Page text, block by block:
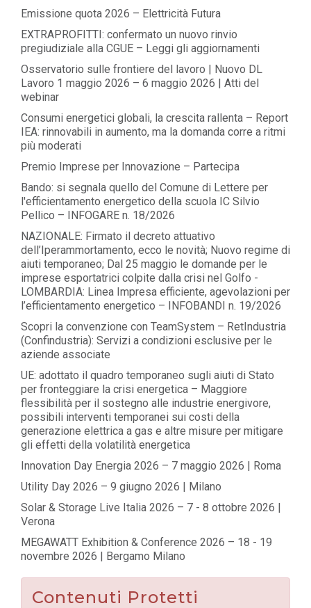
Emissione quota 2026 – Elettricità Futura
EXTRAPROFITTI: confermato un nuovo rinvio
pregiudiziale alla CGUE – Leggi gli aggiornamenti
Osservatorio sulle frontiere del lavoro | Nuovo DL
Lavoro 1 maggio 2026 – 6 maggio 2026 | Atti del
webinar
Consumi energetici globali, la crescita rallenta – Report
IEA: rinnovabili in aumento, ma la domanda corre a ritmi
più moderati
Premio Imprese per Innovazione – Partecipa
Bando: si segnala quello del Comune di Lettere per
l'efficientamento energetico della scuola IC Silvio
Pellico – INFOGARE n. 18/2026
NAZIONALE: Firmato il decreto attuativo
dell’Iperammortamento, ecco le novità; Nuovo regime di
aiuti temporaneo; Dal 25 maggio le domande per le
imprese esportatrici colpite dalla crisi nel Golfo -
LOMBARDIA: Linea Impresa efficiente, agevolazioni per
l’efficientamento energetico – INFOBANDI n. 19/2026
Scopri la convenzione con TeamSystem – RetIndustria
(Confindustria): Servizi a condizioni esclusive per le
aziende associate
UE: adottato il quadro temporaneo sugli aiuti di Stato
per fronteggiare la crisi energetica – Maggiore
flessibilità per il sostegno alle industrie energivore,
possibili interventi temporanei sui costi della
generazione elettrica a gas e altre misure per mitigare
gli effetti della volatilità energetica
Innovation Day Energia 2026 – 7 maggio 2026 | Roma
Utility Day 2026 – 9 giugno 2026 | Milano
Solar & Storage Live Italia 2026 – 7 - 8 ottobre 2026 |
Verona
MEGAWATT Exhibition & Conference 2026 – 18 - 19
novembre 2026 | Bergamo Milano
Contenuti Protetti